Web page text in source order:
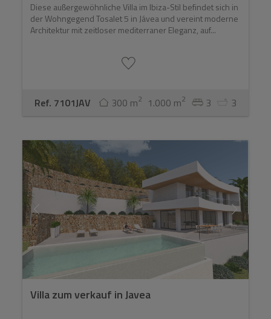
Diese außergewöhnliche Villa im Ibiza-Stil befindet sich in
der Wohngegend Tosalet 5 in Jávea und vereint moderne
Architektur mit zeitloser mediterraner Eleganz, auf...
Ref. 7101JAV 300 m2 1.000 m2 3 3
Villa zum verkauf in Javea